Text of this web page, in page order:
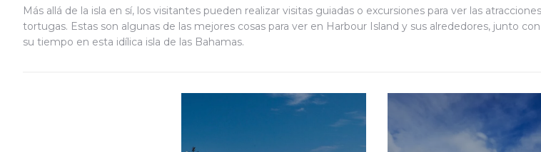
Más allá de la isla en sí, los visitantes pueden realizar visitas guiadas o excursiones para ver las
tortugas. Estas son algunas de las mejores cosas para ver en Harbour Island y sus alrededores, junto
su tiempo en esta idílica isla de las Bahamas.